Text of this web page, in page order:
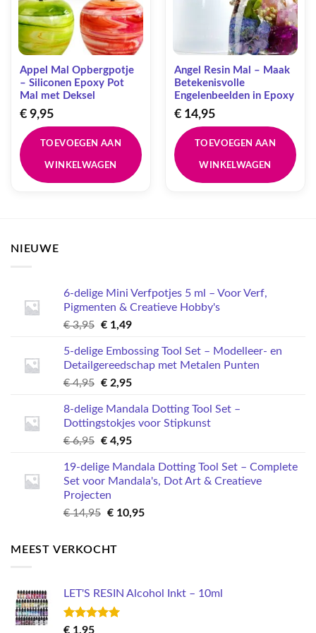
Appel Mal Opbergpotje
– Siliconen Epoxy Pot
Mal met Deksel
€9,95
TOEVOEGEN AAN
WINKELWAGEN
Angel Resin Mal – Maak
Betekenisvolle
Engelenbeelden in Epoxy
€14,95
TOEVOEGEN AAN
WINKELWAGEN
NIEUWE
6-delige Mini Verfpotjes 5 ml – Voor Verf,
Pigmenten & Creatieve Hobby's
€3,95 Oorspronkelijke
was:
€ 3,95.
€1,49Huidige
is:
€ 1,49.
5-delige Embossing Tool Set – Modelleer- en
Detailgereedschap met Metalen Punten
€4,95 Oorspronkelijke
was:
€ 4,95.
€2,95Huidige
is:
€ 2,95.
8-delige Mandala Dotting Tool Set –
Dottingstokjes voor Stipkunst
€6,95 Oorspronkelijke
was:
€ 6,95.
€4,95Huidige
is:
€ 4,95.
19-delige Mandala Dotting Tool Set – Complete
Set voor Mandala's, Dot Art & Creatieve
Projecten
€14,95 Oorspronkelijke
€ 14,95.
€10,95Huidige
MEEST VERKOCHT
LET'S RESIN Alcohol Inkt – 10ml
Gewaardeerd
€ 1,95